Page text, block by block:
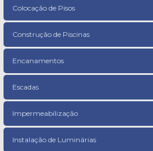
Colocação de Pisos
Construção de Piscinas
Encanamentos
Escadas
Impermeabilização
Instalação de Luminárias